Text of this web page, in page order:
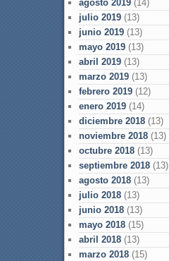
agosto 2019(14)
julio 2019(13)
junio 2019(13)
mayo 2019(13)
abril 2019(13)
marzo 2019(13)
febrero 2019(12)
enero 2019(14)
diciembre 2018(13)
noviembre 2018(13)
octubre 2018(13)
septiembre 2018(13)
agosto 2018(13)
julio 2018(13)
junio 2018(13)
mayo 2018(15)
abril 2018(13)
marzo 2018(15)